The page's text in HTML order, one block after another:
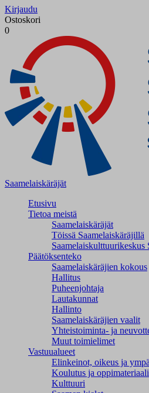
Kirjaudu
Ostoskori
0
Saamelaiskäräjät
Etusivu
Tietoa meistä
Saamelaiskäräjät
Töissä Saamelaiskäräjillä
Saamelaiskulttuuri­keskus
Päätöksenteko
Saamelaiskäräjien kokous
Hallitus
Puheenjohtaja
Lautakunnat
Hallinto
Saamelaiskäräjien vaalit
Yhteistoiminta- ja
Muut toimielimet
Vastuualueet
Elinkeinot, oikeus ja
Koulutus ja oppimateriaali
Kulttuuri